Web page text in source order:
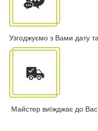
Узгоджуємо з Вами дату
Майстер виїжджає до